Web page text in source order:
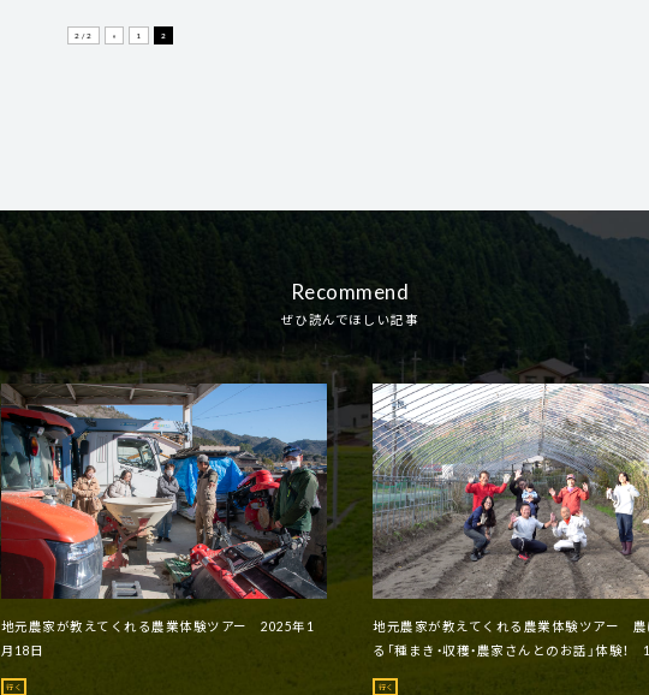
2 / 2 « 1 2
Recommend
ぜひ読んでほしい記事
地元農家が教えてくれる農業体験ツアー 2025年1
月18日
行く
地元農家が教えてくれる農業体験ツアー 農
る「種まき・収穫・農家さんとのお話」体験！
行く